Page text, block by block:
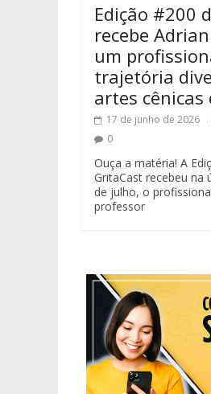
Edição #200
recebe
um
trajetória
artes cênicas
17 de junho de 2026
0
Ouça a matéria! A
GritaCast recebeu na
de julho, o
professor